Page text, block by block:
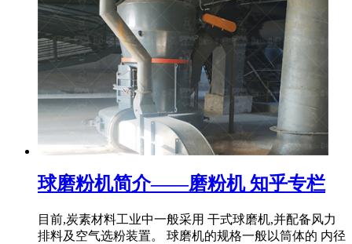
球磨粉机简介——磨粉机 知乎专栏
目前,炭素材料工业中一般采用 干式球磨机,并配备风力
排料及空气选粉装置。 球磨机的规格一般以筒体的 内径